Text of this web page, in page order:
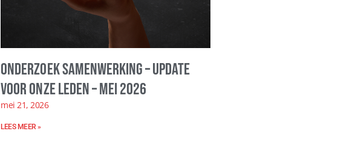
Onderzoek samenwerking – update
voor onze leden – mei 2026
mei 21, 2026
LEES MEER »